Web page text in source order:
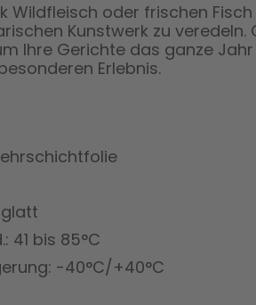
Wildfleisch oder frischen
Kunstwerk zu veredeln.
Ihre Gerichte das ganze
Erlebnis.
glatt
41 bis 85°C
-40°C/+40°C